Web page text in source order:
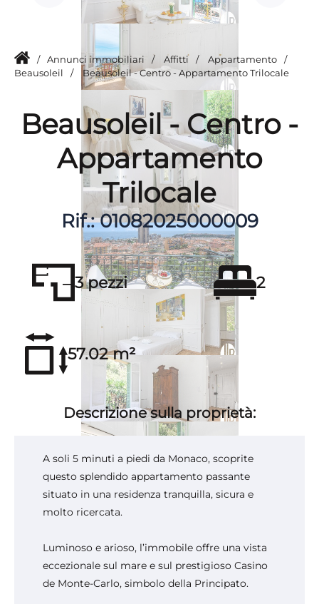
/ Annunci immobiliari / Affitti / Appartamento
/
Beausoleil
/ Beausoleil - Centro - Appartamento Trilocale
Beausoleil - Centro -
Appartamento
Trilocale
Rif.: 01082025000009
3 pezzi 2
57.02 m²
Descrizione sulla proprietà:
A soli 5 minuti a piedi da Monaco, scoprite
questo splendido appartamento passante
situato in una residenza tranquilla, sicura e
molto ricercata.
Luminoso e arioso, l’immobile offre una vista
eccezionale sul mare e sul prestigioso Casino
de Monte-Carlo, simbolo della Principato.